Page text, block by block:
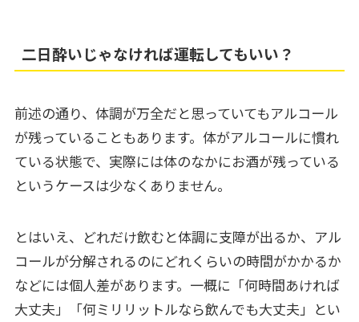
二日酔いじゃなければ運転してもいい？
前述の通り、体調が万全だと思っていてもアルコール
が残っていることもあります。体がアルコールに慣れ
ている状態で、実際には体のなかにお酒が残っている
というケースは少なくありません。
とはいえ、どれだけ飲むと体調に支障が出るか、アル
コールが分解されるのにどれくらいの時間がかかるか
などには個人差があります。一概に「何時間あければ
大丈夫」「何ミリリットルなら飲んでも大丈夫」とい